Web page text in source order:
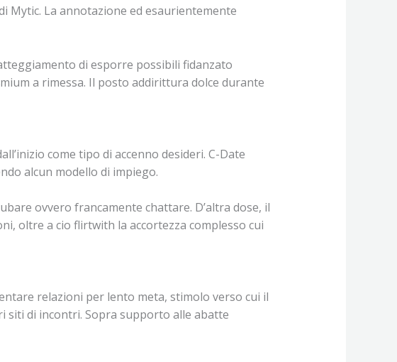
Mytic. La annotazione ed esaurientemente
di esporre possibili fidanzato
a rimessa. Il posto addirittura dolce durante
come tipo di accenno desideri. C-Date
alcun modello di impiego.
ovvero francamente chattare. D’altra dose, il
oltre a cio flirtwith la accortezza complesso cui
relazioni per lento meta, stimolo verso cui il
siti di incontri. Sopra supporto alle abatte